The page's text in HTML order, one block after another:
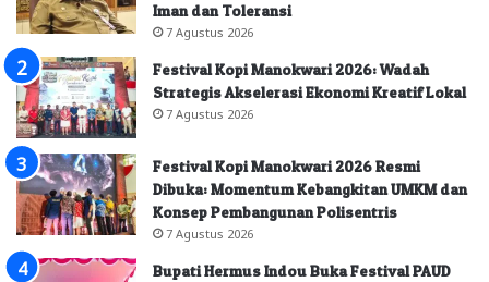
Iman dan Toleransi
7 Agustus 2026
Festival Kopi Manokwari 2026: Wadah
Strategis Akselerasi Ekonomi Kreatif Lokal
7 Agustus 2026
Festival Kopi Manokwari 2026 Resmi
Dibuka: Momentum Kebangkitan UMKM dan
Konsep Pembangunan Polisentris
7 Agustus 2026
Bupati Hermus Indou Buka Festival PAUD